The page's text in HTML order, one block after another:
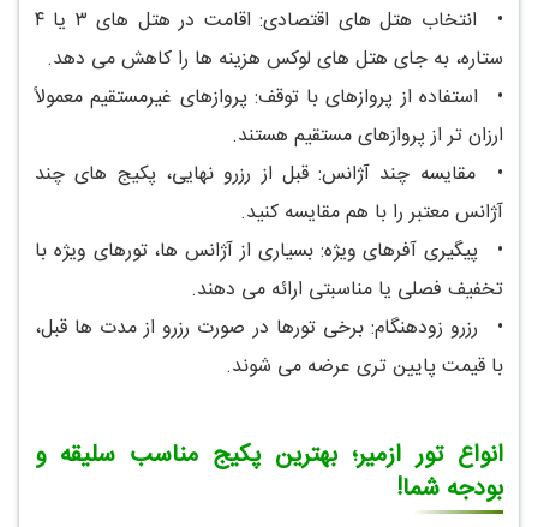
•
انتخاب هتل های اقتصادی: اقامت در هتل های ۳ یا ۴
ستاره، به جای هتل های لوکس هزینه ها را کاهش می دهد.
•
استفاده از پروازهای با توقف: پروازهای غیرمستقیم معمولاً
ارزان تر از پروازهای مستقیم هستند.
•
مقایسه چند آژانس: قبل از رزرو نهایی، پکیج های چند
آژانس معتبر را با هم مقایسه کنید.
•
پیگیری آفرهای ویژه: بسیاری از آژانس ها، تورهای ویژه با
تخفیف فصلی یا مناسبتی ارائه می دهند.
•
رزرو زودهنگام: برخی تورها در صورت رزرو از مدت ها قبل،
با قیمت پایین تری عرضه می شوند.
انواع تور ازمیر؛ بهترین پکیج مناسب سلیقه و
بودجه شما!